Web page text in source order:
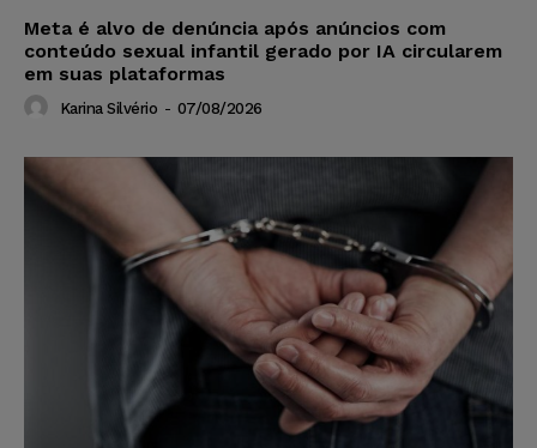
Meta é alvo de denúncia após anúncios com
conteúdo sexual infantil gerado por IA circularem
em suas plataformas
Karina Silvério - 07/08/2026